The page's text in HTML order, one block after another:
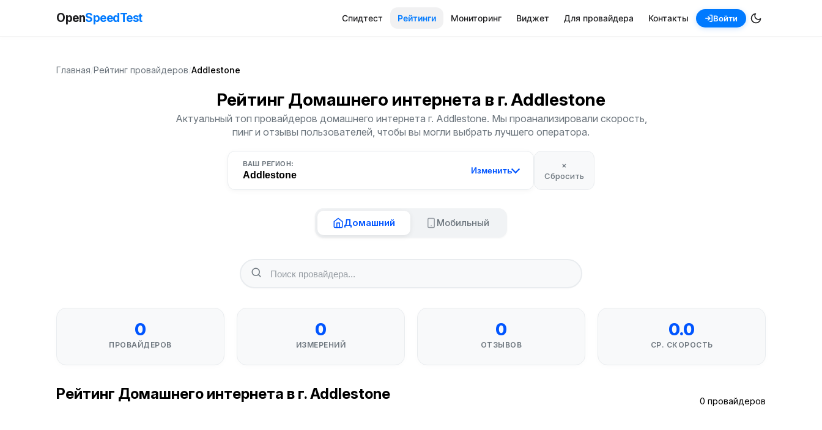
OpenSpeedTest Спидтест Рейтинги Мониторинг Виджет Для провайдера Контакты Войти
Главная Рейтинг провайдеров Addlestone
Рейтинг Домашнего интернета в г. Addlestone
Актуальный топ провайдеров домашнего интернета г. Addlestone. Мы проанализировали скорость,
пинг и отзывы пользователей, чтобы вы могли выбрать лучшего оператора.
ВАШ РЕГИОН:
Addlestone Изменить
×
Сбросить
Домашний Мобильный
0
ПРОВАЙДЕРОВ
0
ИЗМЕРЕНИЙ
0
ОТЗЫВОВ
0.0
СР. СКОРОСТЬ
Рейтинг Домашнего интернета в г. Addlestone 0 провайдеров